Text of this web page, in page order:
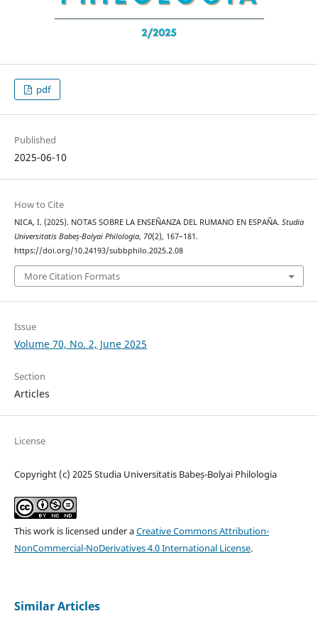
pdf
Published
2025-06-10
How to Cite
NICA, I. (2025). NOTAS SOBRE LA ENSEÑANZA DEL RUMANO EN ESPAÑA. Studia
Universitatis Babeș-Bolyai Philologia, 70(2), 167–181.
https://doi.org/10.24193/subbphilo.2025.2.08
More Citation Formats
Issue
Volume 70, No. 2, June 2025
Section
Articles
License
Copyright (c) 2025 Studia Universitatis Babeș-Bolyai Philologia
This work is licensed under aCreative Commons Attribution-
NonCommercial-NoDerivatives 4.0 International License.
Similar Articles